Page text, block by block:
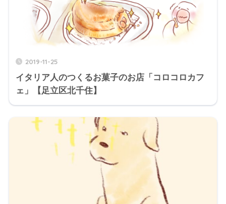
2019-11-25
イタリア人のつくるお菓子のお店「コロコロカフ
ェ」【足立区北千住】